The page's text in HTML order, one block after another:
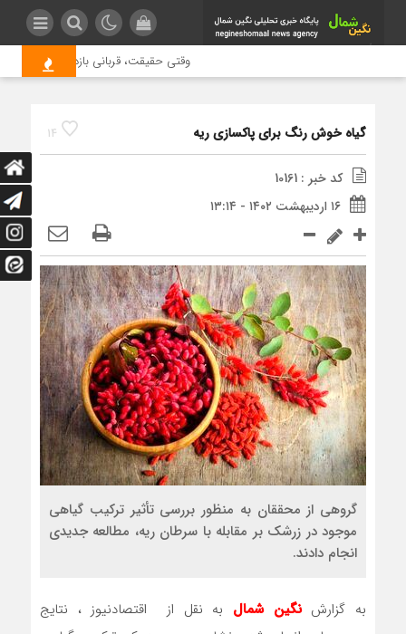
وقتی حقیقت، قربانی بازدید بیشتر
14 گیاه خوش رنگ برای پاکسازی ریه
کد خبر : 10161
۱۶ اردیبهشت ۱۴۰۲ - ۱۳:۱۴
گروهی از محققان به منظور بررسی تأثیر ترکیب گیاهی
موجود در زرشک بر مقابله با سرطان ریه، مطالعه جدیدی
انجام دادند.
به گزارشنگین شمال به نقل از اقتصادنیوز ، نتایج